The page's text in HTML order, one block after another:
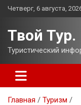
Перейти
Четверг, 6 августа,
Твой Тур.
Туристический
Главная
Туризм